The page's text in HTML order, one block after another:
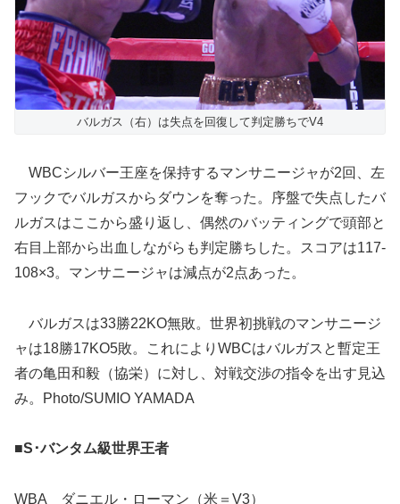
バルガス（右）は失点を回復して判定勝ちでV4
WBCシルバー王座を保持するマンサニージャが2回、左
フックでバルガスからダウンを奪った。序盤で失点したバ
ルガスはここから盛り返し、偶然のバッティングで頭部と
右目上部から出血しながらも判定勝ちした。スコアは117-
108×3。マンサニージャは減点が2点あった。
バルガスは33勝22KO無敗。世界初挑戦のマンサニージ
ャは18勝17KO5敗。これによりWBCはバルガスと暫定王
者の亀田和毅（協栄）に対し、対戦交渉の指令を出す見込
み。Photo/SUMIO YAMADA
■S･バンタム級世界王者
WBA ダニエル・ローマン（米＝V3）